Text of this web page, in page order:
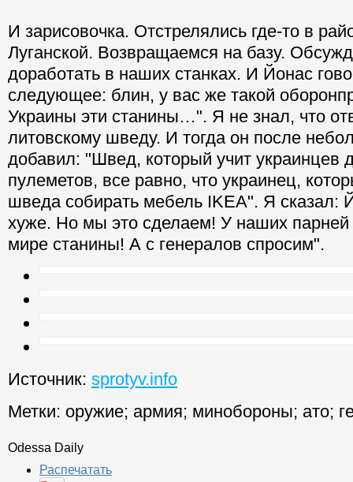
И зарисовочка. Отстрелялись где-то в
Луганской. Возвращаемся на базу.
доработать в наших станках. И Йонас
следующее: блин, у вас же такой
Украины эти станины…". Я не знал, что
литовскому шведу. И тогда он после
добавил: "Швед, который учит украинцев
пулеметов, все равно, что украинец,
шведа собирать мебель IKEA". Я сказал:
хуже. Но мы это сделаем! У наших парней
мире станины! А с генералов спросим".
Источник: sprotyv.info
Метки: оружие; армия; минобороны; ато;
Odessa Daily
Распечатать